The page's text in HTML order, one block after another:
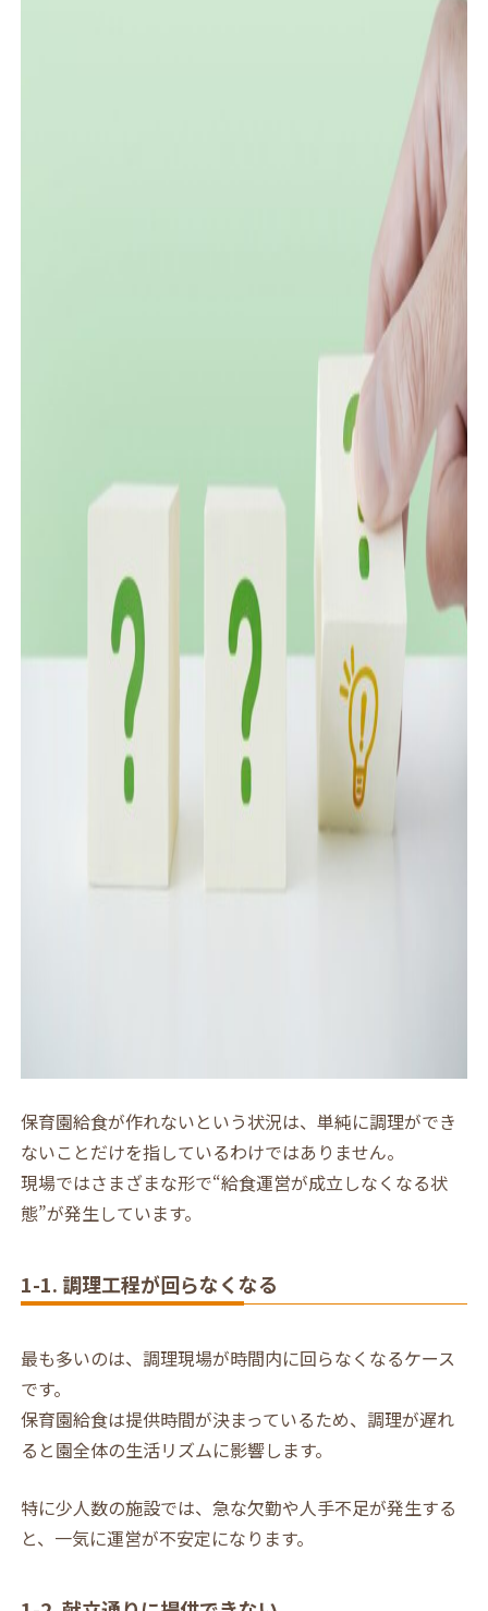
保育園給食が作れないという状況は、単純に調理ができ
ないことだけを指しているわけではありません。
現場ではさまざまな形で“給食運営が成立しなくなる状
態”が発生しています。
1-1. 調理工程が回らなくなる
最も多いのは、調理現場が時間内に回らなくなるケース
です。
保育園給食は提供時間が決まっているため、調理が遅れ
ると園全体の生活リズムに影響します。
特に少人数の施設では、急な欠勤や人手不足が発生する
と、一気に運営が不安定になります。